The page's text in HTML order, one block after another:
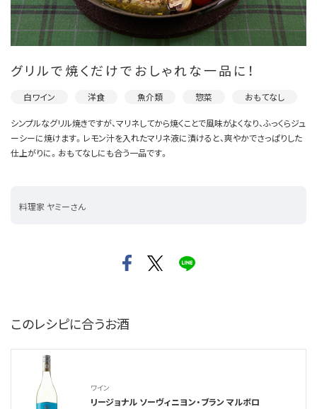
グリルで焼くだけでおしゃれな一品に！
白ワイン 洋食 魚介類 惣菜 おもてなし
シンプルなグリル焼きですが、マリネしてから焼くことで風味がよくなり、ふっくらジュ
ーシーに焼けます。レモン汁を入れたマリネ液に漬けると、爽やかでさっぱりした
仕上がりに。おもてなしにも合う一品です。
料理家 ヤミーさん
このレシピに合うお酒
ワイン
リージョナル ソーヴィニヨン・ブラン マルボロ